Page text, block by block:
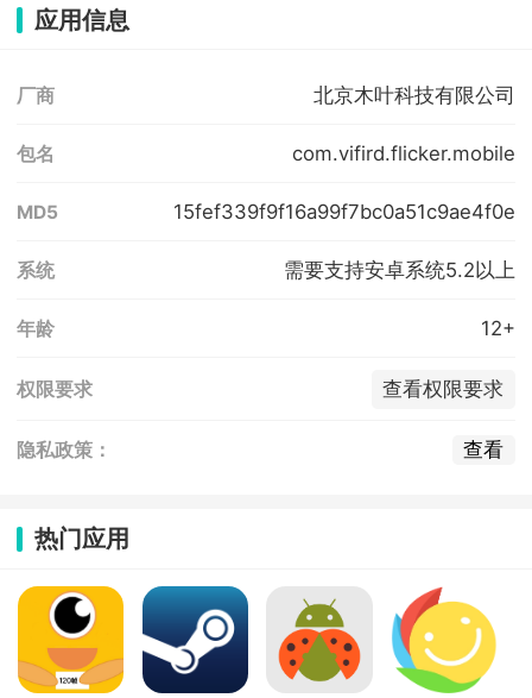
应用信息
厂商 北京木叶科技有限公司
包名 com.vifird.flicker.mobile
MD5 15fef339f9f16a99f7bc0a51c9ae4f0e
系统 需要支持安卓系统5.2以上
年龄 12+
权限要求 查看权限要求
隐私政策： 查看
热门应用